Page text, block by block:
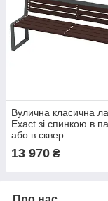
Вулична класична
Exact зі спинкою в
або в сквер
13 970 ₴